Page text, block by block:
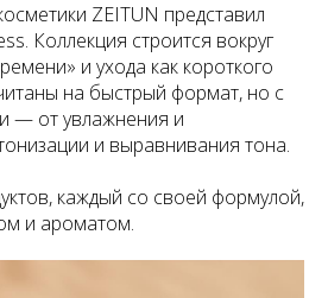
ZEITUN представил
Коллекция строится вокруг
и ухода как короткого
на быстрый формат, но с
— от увлажнения и
и выравнивания тона.
каждый со своей формулой,
и ароматом.